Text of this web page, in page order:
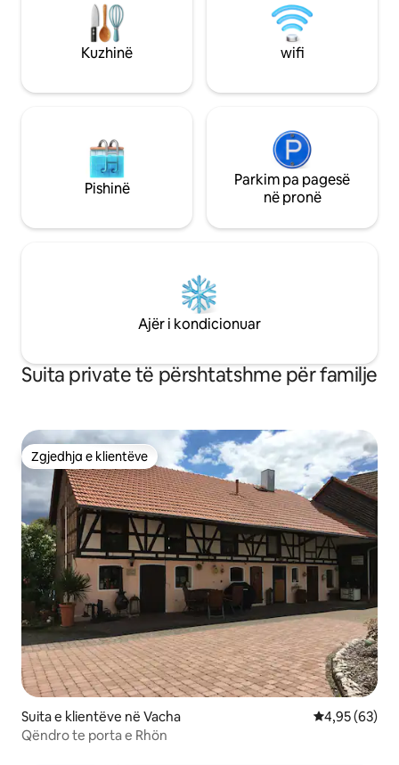
se je në një qytet. Ne ofrojmë dy
ambiente të veçanta gjumi, një kuzhinë
të pajisur mirë, si dhe dhomë ndenjjeje
dhe hapësirë për punë.
Großkarlbach
bukur, siç është
Familjet me
Kuzhinë wifi
Pishinë
Parkim pa pagesë
në pronë
Ajër i kondicionuar
Suita private të përshtatshme për familje
Zgjedhja e klientëve
Zgjedhja e klientëve
Suita e klientëve në Vacha Vlerësimi
4,95 (63)
Qëndro te porta e Rhön